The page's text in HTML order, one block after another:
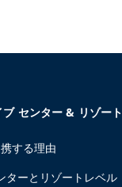
センター & リゾート
する理由
ターとリゾートレベル